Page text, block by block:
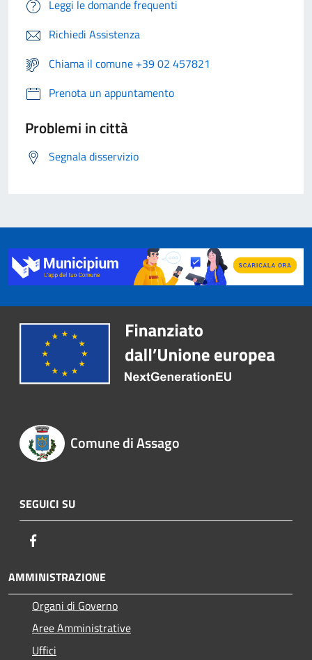
Leggi le domande frequenti
Richiedi Assistenza
Chiama il comune +39 02 457821
Prenota un appuntamento
Problemi in città
Segnala disservizio
Comune di Assago
SEGUICI SU
AMMINISTRAZIONE
Organi di Governo
Aree Amministrative
Uffici